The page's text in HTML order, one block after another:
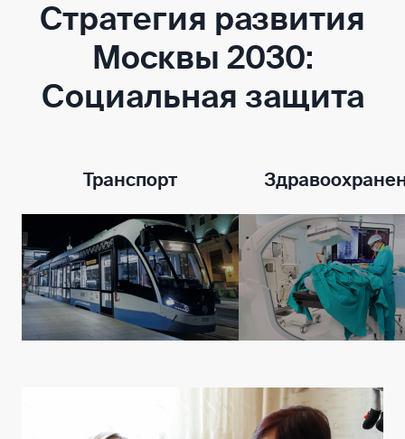
Стратегия развития
Москвы 2030:
Социальная защита
Транспорт